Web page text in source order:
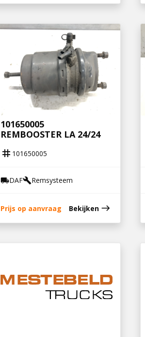
101650005
REMBOOSTER LA 24/24
tag 101650005
local_shippingDAFbuildRemsysteem
Prijs op aanvraag Bekijken east